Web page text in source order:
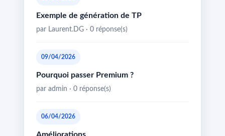
Exemple de génération de TP
par Laurent.DG · 0 réponse(s)
09/04/2026
Pourquoi passer Premium ?
par admin · 0 réponse(s)
06/04/2026